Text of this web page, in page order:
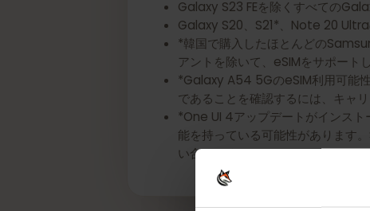
*以下のSamsung Galaxyデバイス
中国、香港、台湾、マカオから
Galaxy S23 FEを除くすべての
Galaxy S20、S21*、Note 20
*韓国で購入したほとんどの
アントを除いて、eSIMをサポ
*Galaxy A54 5GのeSIM利用
であることを確認するには、